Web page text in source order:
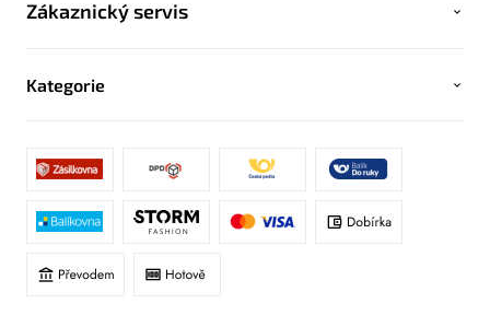
Zákaznický servis
Kategorie